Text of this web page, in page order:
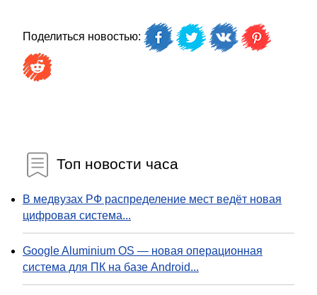
Поделиться новостью:
Топ новости часа
В медвузах РФ распределение мест ведёт новая
цифровая система...
Google Aluminium OS — новая операционная
система для ПК на базе Android...